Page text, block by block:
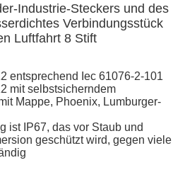
Industrie-Steckers und des
Verbindungsstück
Luftfahrt 8 Stift
entsprechend Iec 61076-2-101
mit selbstsicherndem
Mappe, Phoenix, Lumburger-
ist IP67, das vor Staub und
geschützt wird, gegen viele